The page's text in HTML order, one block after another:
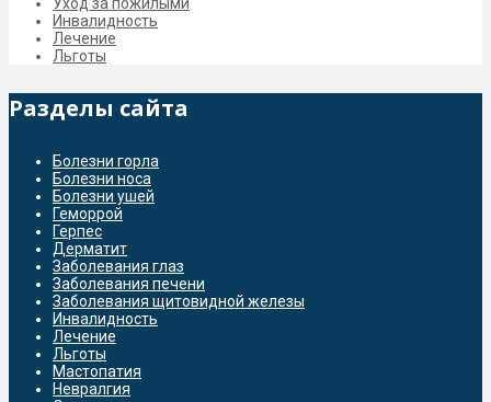
Инвалидность
Лечение
Льготы
Разделы сайта
Болезни горла
Болезни носа
Болезни ушей
Геморрой
Герпес
Дерматит
Заболевания глаз
Заболевания печени
Заболевания щитовидной железы
Инвалидность
Лечение
Льготы
Мастопатия
Невралгия